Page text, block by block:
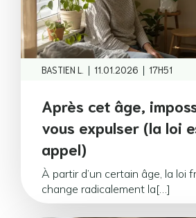
BASTIEN L. | 11.01.2026 | 17H51
Après cet âge,
vous expulser (la loi
appel)
À partir d’un certain âge, la loi
change radicalement la[…]